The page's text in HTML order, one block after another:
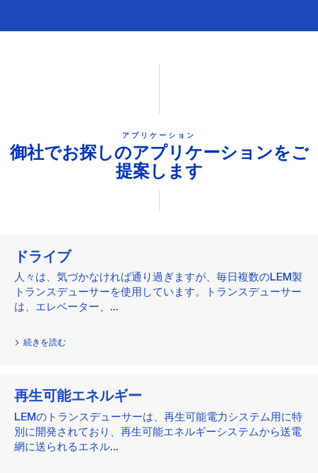
アプリケーション
御社でお探しのアプリケーションをご
提案します
ドライブ
人々は、気づかなければ通り過ぎますが、毎日複数のLEM製
トランスデューサーを使用しています。トランスデューサー
は、エレベーター、...
続きを読む
再生可能エネルギー
LEMのトランスデューサーは、再生可能電力システム用に特
別に開発されており、再生可能エネルギーシステムから送電
網に送られるエネル...